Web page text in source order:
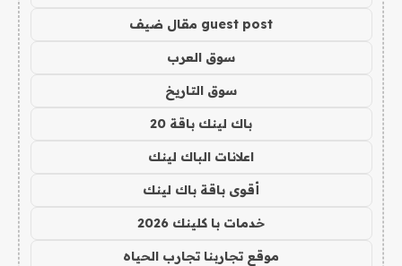
guest post مقال ضيف
سوق العرب
سوق التاريخ
باك لينك باقة 20
اعلانات الباك لينك
أقوى باقة باك لينك
خدمات با كلينك 2026
موقع تجاربنا تجارب الحياه